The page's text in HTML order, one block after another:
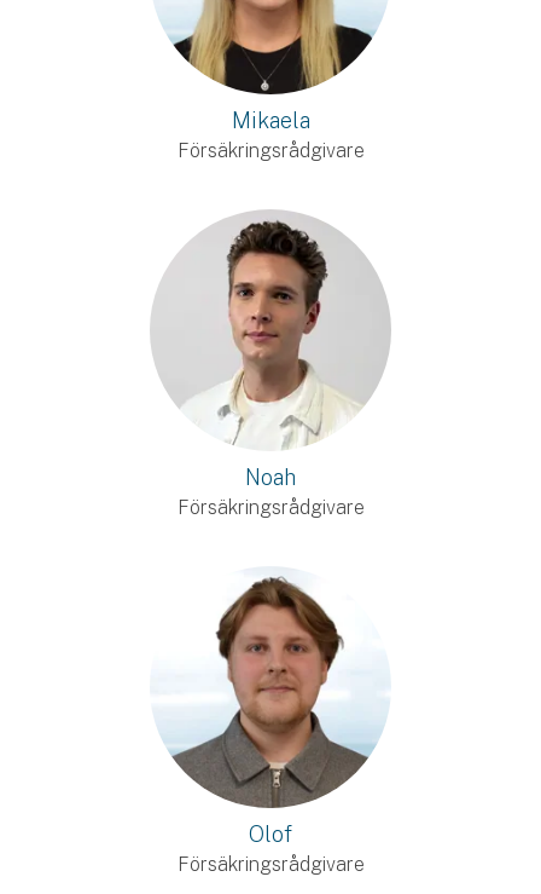
Mikaela
Försäkringsrådgivare
Noah
Försäkringsrådgivare
Olof
Försäkringsrådgivare